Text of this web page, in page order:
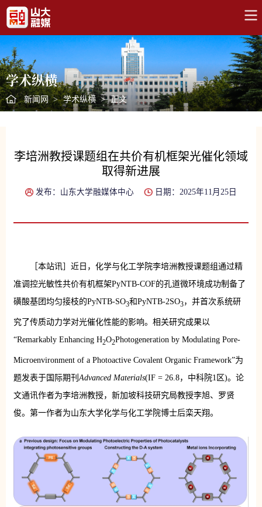
学术纵横
新闻网 > 学术纵横 > 正文
李培洲教授课题组在共价有机框架光催化领域
取得新进展
发布：山东大学融媒体中心 日期：2025年11月25日
［本站讯］近日，化学与化工学院李培洲教授课题组通过精
准调控光敏性共价有机框架PyNTB-COF的孔道微环境成功制备了
磺酸基团均匀接枝的PyNTB-SO3和PyNTB-2SO3，并首次系统研
究了传质动力学对光催化性能的影响。相关研究成果以
“Remarkably Enhancing H2O2Photogeneration by Modulating Pore-
Microenvironment of a Photoactive Covalent Organic Framework”为
题发表于国际期刊 Advanced Materials(IF = 26.8，中科院1区)。论
文通讯作者为李培洲教授，新加坡科技研究局教授李旭、罗贤
俊。第一作者为山东大学化学与化工学院博士后栾天翔。